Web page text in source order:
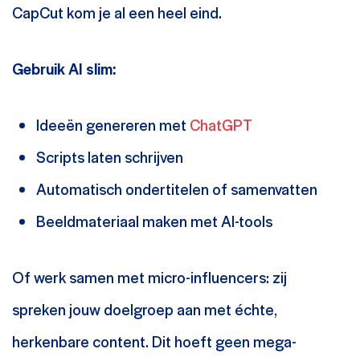
CapCut kom je al een heel eind.
Gebruik AI slim:
Ideeën genereren met ChatGPT
Scripts laten schrijven
Automatisch ondertitelen of samenvatten
Beeldmateriaal maken met AI-tools
Of werk samen met micro-influencers: zij
spreken jouw doelgroep aan met échte,
herkenbare content. Dit hoeft geen mega-